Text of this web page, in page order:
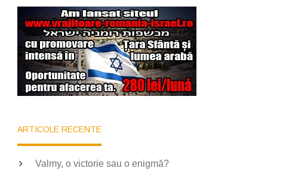
ARTICOLE RECENTE
Valmy, o victorie sau o enigmă?